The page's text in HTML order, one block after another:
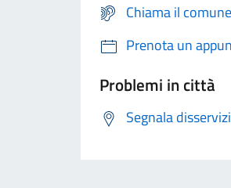
Chiama il
Prenota un
Problemi in città
Segnala